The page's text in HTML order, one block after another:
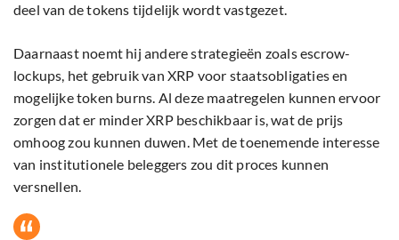
deel van de tokens tijdelijk wordt vastgezet.
Daarnaast noemt hij andere strategieën zoals escrow-
lockups, het gebruik van XRP voor staatsobligaties en
mogelijke token burns. Al deze maatregelen kunnen ervoor
zorgen dat er minder XRP beschikbaar is, wat de prijs
omhoog zou kunnen duwen. Met de toenemende interesse
van institutionele beleggers zou dit proces kunnen
versnellen.